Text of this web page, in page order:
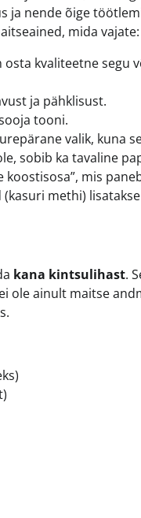
ja nende õige
mida vajate:
kvaliteetne segu
ja pähklisust.
tooni.
valik, kuna
sobib ka tavaline
koostisosa”, mis
methi)
kana kintsulihast.
ole ainult maitse